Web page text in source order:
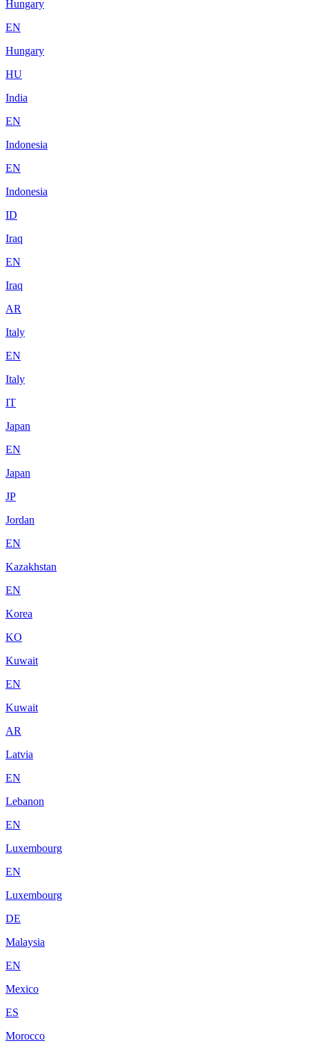
Hungary
EN
Hungary
HU
India
EN
Indonesia
EN
Indonesia
ID
Iraq
EN
Iraq
AR
Italy
EN
Italy
IT
Japan
EN
Japan
JP
Jordan
EN
Kazakhstan
EN
Korea
KO
Kuwait
EN
Kuwait
AR
Latvia
EN
Lebanon
EN
Luxembourg
EN
Luxembourg
DE
Malaysia
EN
Mexico
ES
Morocco